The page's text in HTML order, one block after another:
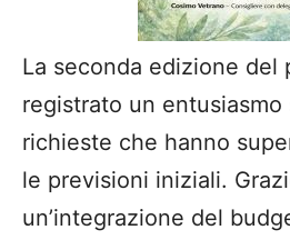
La seconda edizione del
registrato un
richieste che hanno
le previsioni iniziali.
un’integrazione del